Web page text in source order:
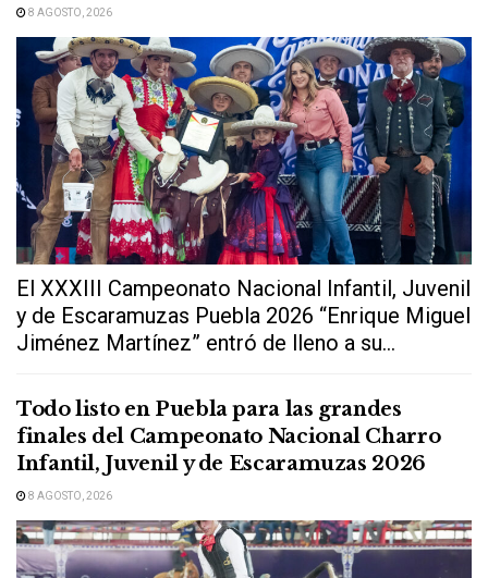
8 AGOSTO, 2026
El XXXIII Campeonato Nacional Infantil, Juvenil
y de Escaramuzas Puebla 2026 “Enrique Miguel
Jiménez Martínez” entró de lleno a su...
Todo listo en Puebla para las grandes
finales del Campeonato Nacional Charro
Infantil, Juvenil y de Escaramuzas 2026
8 AGOSTO, 2026